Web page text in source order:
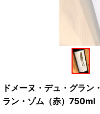
ドメーヌ・デュ・グラン
ラン・ゾム（赤）750ml